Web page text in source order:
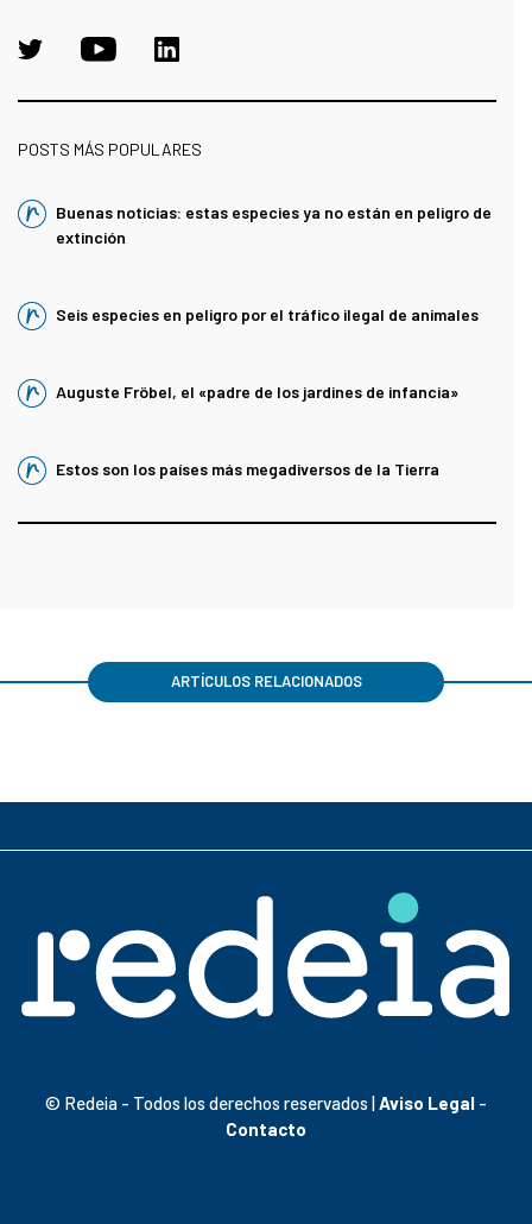
POSTS MÁS POPULARES
Buenas noticias: estas especies ya no están en peligro de
extinción
Seis especies en peligro por el tráfico ilegal de animales
Auguste Fröbel, el «padre de los jardines de infancia»
Estos son los países más megadiversos de la Tierra
ARTÍCULOS RELACIONADOS
© Redeia - Todos los derechos reservados |Aviso Legal -
Contacto